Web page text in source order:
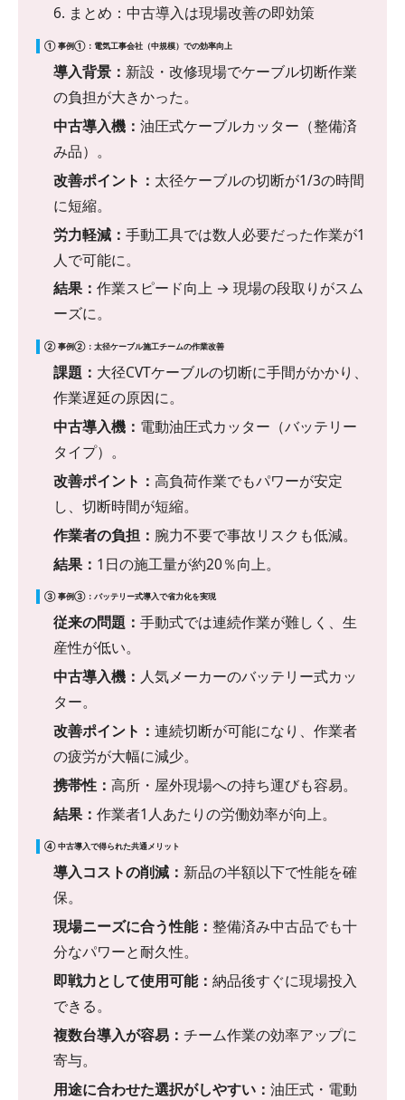
6. まとめ：中古導入は現場改善の即効策
① 事例①：電気工事会社（中規模）での効率向上
導入背景： 新設・改修現場でケーブル切断作業
の負担が大きかった。
中古導入機： 油圧式ケーブルカッター（整備済
み品）。
改善ポイント： 太径ケーブルの切断が1/3の時間
に短縮。
労力軽減： 手動工具では数人必要だった作業が1
人で可能に。
結果： 作業スピード向上 → 現場の段取りがスム
ーズに。
② 事例②：太径ケーブル施工チームの作業改善
課題： 大径CVTケーブルの切断に手間がかかり、
作業遅延の原因に。
中古導入機： 電動油圧式カッター（バッテリー
タイプ）。
改善ポイント： 高負荷作業でもパワーが安定
し、切断時間が短縮。
作業者の負担： 腕力不要で事故リスクも低減。
結果： 1日の施工量が約20％向上。
③ 事例③：バッテリー式導入で省力化を実現
従来の問題： 手動式では連続作業が難しく、生
産性が低い。
中古導入機： 人気メーカーのバッテリー式カッ
ター。
改善ポイント： 連続切断が可能になり、作業者
の疲労が大幅に減少。
携帯性： 高所・屋外現場への持ち運びも容易。
結果： 作業者1人あたりの労働効率が向上。
④ 中古導入で得られた共通メリット
導入コストの削減： 新品の半額以下で性能を確
保。
現場ニーズに合う性能： 整備済み中古品でも十
分なパワーと耐久性。
即戦力として使用可能： 納品後すぐに現場投入
できる。
複数台導入が容易： チーム作業の効率アップに
寄与。
用途に合わせた選択がしやすい： 油圧式・電動